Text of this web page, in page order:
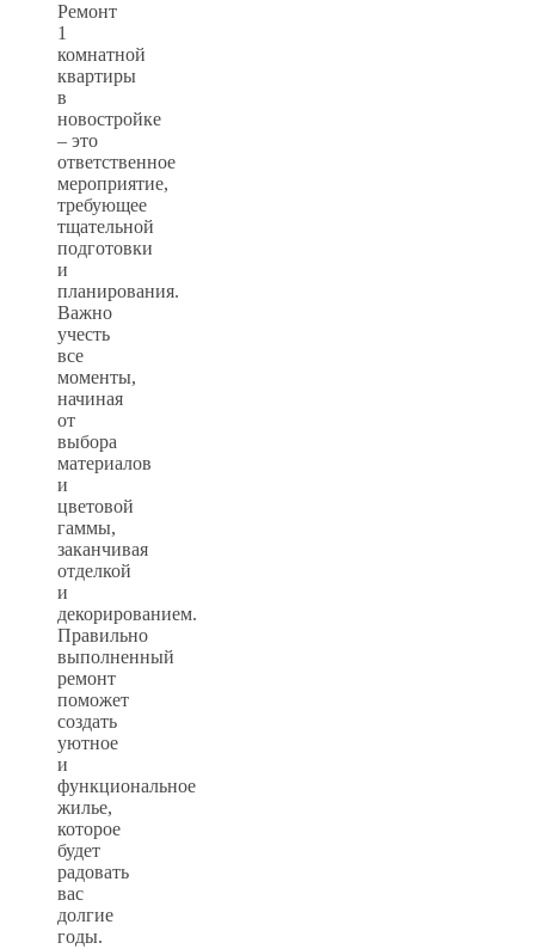
Ремонт
1
комнатной
квартиры
в
новостройке
– это
ответственное
мероприятие,
требующее
тщательной
подготовки
и
планирования.
Важно
учесть
все
моменты,
начиная
от
выбора
материалов
и
цветовой
гаммы,
заканчивая
отделкой
и
декорированием.
Правильно
выполненный
ремонт
поможет
создать
уютное
и
функциональное
жилье,
которое
будет
радовать
вас
долгие
годы.